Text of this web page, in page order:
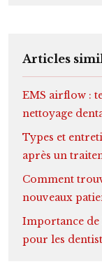
Articles
EMS airflow :
nettoyage
Types et
après un
Comment
nouveaux
Importance
pour les